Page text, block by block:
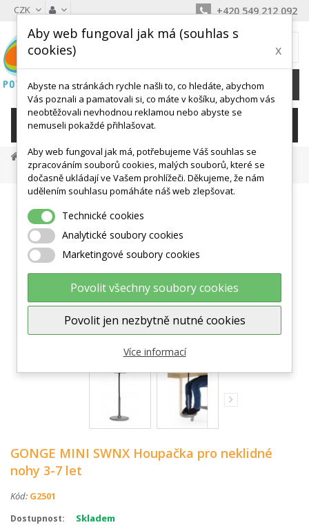
CZK +420 549 212 092
0 Kč
KATEGORIE
Masáž A Antistress
Relax A Antistress
GONGE MINI SWNX Houpačka Pro Neklidné Nohy 3-7 Let
Zobrazit větší
GONGE MINI SWNX Houpačka pro neklidné
nohy 3-7 let
Kód: G2501
Dostupnost: Skladem
Aby web fungoval jak má (souhlas s
cookies)
x
Abyste na stránkách rychle našli to, co hledáte, abychom
Vás poznali a pamatovali si, co máte v košíku, abychom vás
neobtěžovali nevhodnou reklamou nebo abyste se
nemuseli pokaždé přihlašovat.
Aby web fungoval jak má, potřebujeme Váš souhlas se
zpracováním souborů cookies, malých souborů, které se
dočasně ukládají ve Vašem prohlížeči. Děkujeme, že nám
udělením souhlasu pomáháte náš web zlepšovat.
Technické cookies
Analytické soubory cookies
Marketingové soubory cookies
Povolit všechny soubory cookies
Povolit jen nezbytně nutné cookies
Více informací